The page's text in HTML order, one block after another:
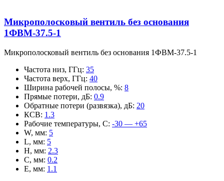
Микрополосковый вентиль без основания
1ФВМ-37.5-1
Микрополосковый вентиль без основания 1ФВМ-37.5-1
Частота низ, ГГц: 35
Частота верх, ГГц: 40
Ширина рабочей полосы, %: 8
Прямые потери, дБ: 0.9
Обратные потери (развязка), дБ: 20
КСВ: 1.3
Рабочие температуры, С: -30 — +65
W, мм: 5
L, мм: 5
H, мм: 2.3
C, мм: 0.2
E, мм: 1.1